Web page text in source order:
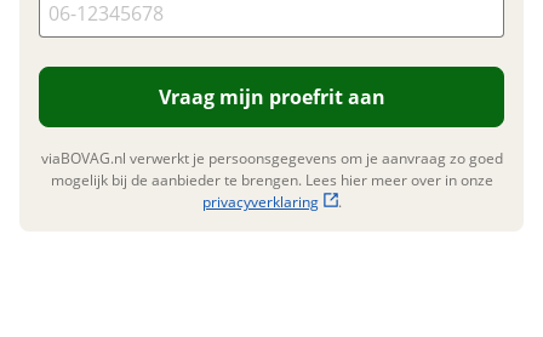
Vraag mijn proefrit aan
viaBOVAG.nl verwerkt je persoonsgegevens om je aanvraag zo goed
mogelijk bij de aanbieder te brengen. Lees hier meer over in onze
privacyverklaring
.